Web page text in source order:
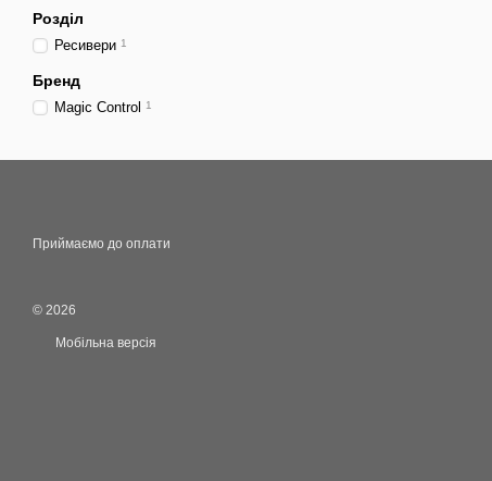
Розділ
Ресивери 1
Бренд
Magic Control 1
Приймаємо до оплати
© 2026
Мобільна версія